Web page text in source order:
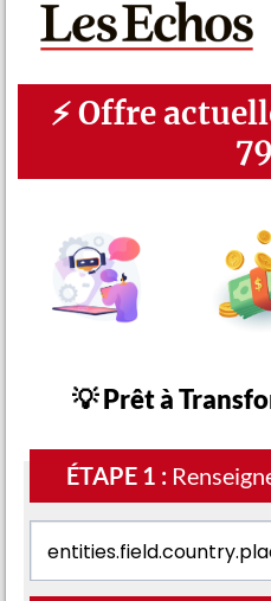
⚡ Offre
💡 Prêt à
ÉTAPE 1 :